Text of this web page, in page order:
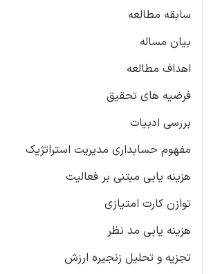
سابقه مطالعه
بیان مساله
اهداف مطالعه
فرضیه های تحقیق
بررسی ادبیات
مفهوم حسابداری مدیریت استراتژیک
هزینه یابی مبتنی بر فعالیت
توازن کارت امتیازی
هزینه یابی مد نظر
تجزیه و تحلیل زنجیره ارزش